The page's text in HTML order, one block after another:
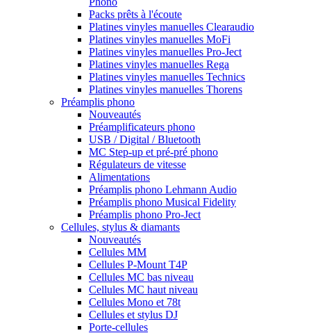
Packs prêts à l'écoute
Platines vinyles manuelles Clearaudio
Platines vinyles manuelles MoFi
Platines vinyles manuelles Pro-Ject
Platines vinyles manuelles Rega
Platines vinyles manuelles Technics
Platines vinyles manuelles Thorens
Préamplis phono
Nouveautés
Préamplificateurs phono
USB / Digital / Bluetooth
MC Step-up et pré-pré phono
Régulateurs de vitesse
Alimentations
Préamplis phono Lehmann Audio
Préamplis phono Musical Fidelity
Préamplis phono Pro-Ject
Cellules, stylus & diamants
Nouveautés
Cellules MM
Cellules P-Mount T4P
Cellules MC bas niveau
Cellules MC haut niveau
Cellules Mono et 78t
Cellules et stylus DJ
Porte-cellules